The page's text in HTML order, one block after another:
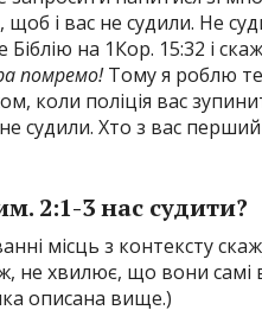
щоб і вас не судили. Не
Біблію на 1Кор. 15:32 і
помремо!Тому я роблю те,
коли поліція вас
судили. Хто з вас
2:1-3 нас судити?
місць з контексту
не хвилює, що вони
описана вище.)